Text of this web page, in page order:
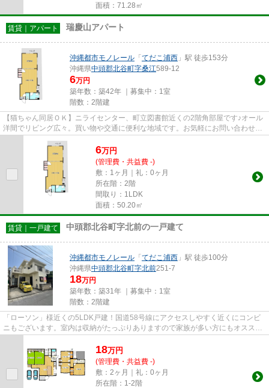
面積：71.28㎡
賃貸｜アパート 瑞慶山アパート
沖縄都市モノレール 「 てだこ浦西 」駅 徒歩153分
沖縄県中頭郡北谷町字桑江589-12
6万円
築年数：築42年 ｜募集中： 1室
階数：2階建
【猫ちゃん同居ＯＫ】ニライセンター、町立図書館近くの2階角部屋です♪オール
洋間でリビング広々。買い物や交通に便利な地域です。お気軽にお問い合わせく
6万円
(管理費・共益費 -)
敷：1ヶ月｜礼：0ヶ月
所在階：2階
間取り：1LDK
面積：50.20㎡
賃貸｜一戸建て 中頭郡北谷町字北前の一戸建て
沖縄都市モノレール 「 てだこ浦西 」駅 徒歩100分
沖縄県中頭郡北谷町字北前251-7
18万円
築年数：築31年 ｜募集中： 1室
階数：2階建
「ローソン」様近くの5LDK戸建！国道58号線にアクセスしやすく近くにコンビ
ニもございます。室内は収納がたっぷりありますので家族が多い方にもオスス
18万円
(管理費・共益費 -)
敷：2ヶ月｜礼：0ヶ月
所在階：1-2階